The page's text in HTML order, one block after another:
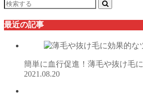
最近の記事
簡単に血行促進！薄毛や抜け毛
2021.08.20